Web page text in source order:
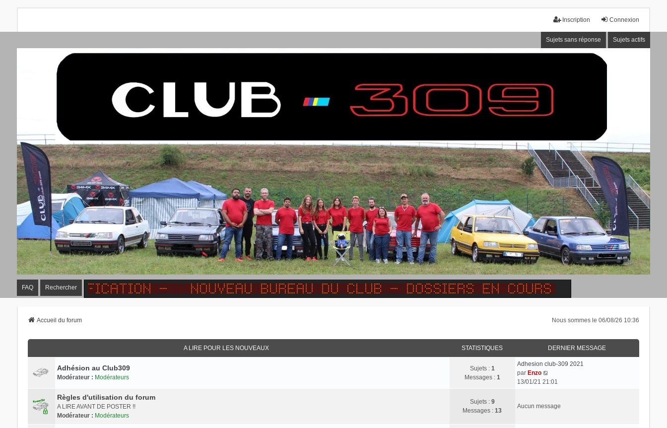
Connexion
Inscription
Sujets sans réponse Sujets actifs
FAQ Rechercher
Nous sommes le 06/08/26 10:36
Accueil du forum
A LIRE POUR LES NOUVEAUX STATISTIQUES DERNIER MESSAGE
Adhésion au Club309
Modérateur : Modérateurs
Sujets : 1
Messages : 1
Adhesion club-309 2021
par Enzo
o
u
13/01/21 21:01
Règles d'utilisation du forum
A LIRE AVANT DE POSTER !!
Modérateur : Modérateurs
Sujets : 9
Messages :13
Aucun message